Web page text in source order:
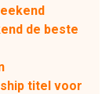
de beste
titel voor